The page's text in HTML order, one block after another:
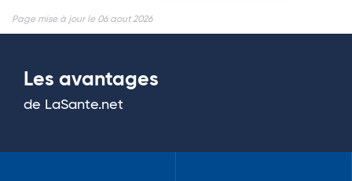
Page mise à jour le 06 aout 2026
Les avantages
de LaSante.net